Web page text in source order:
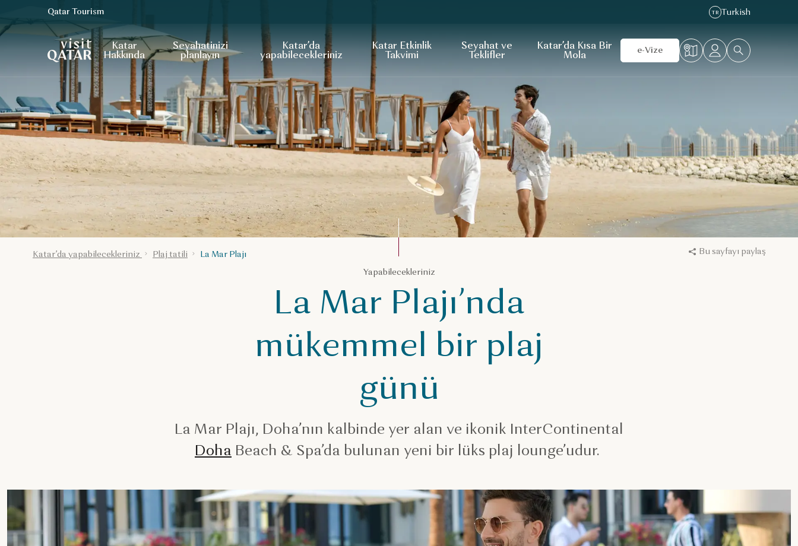
VisitQatar Ana Sayfası
Qatar Tourism TR Turkish
Katar
Hakkında
Seyahatinizi
planlayın
Katar’da
yapabilecekleriniz
Katar Etkinlik
Takvimi
Seyahat ve
Teklifler
Katar’da Kısa Bir
Mola
e-Vize
Katar’da yapabilecekleriniz Plaj tatili La Mar Plajı Bu sayfayı paylaş
Yapabilecekleriniz
La Mar Plajı’nda
mükemmel bir plaj
günü
La Mar Plajı, Doha’nın kalbinde yer alan ve ikonik InterContinental
Doha Beach & Spa’da bulunan yeni bir lüks plaj lounge’udur.